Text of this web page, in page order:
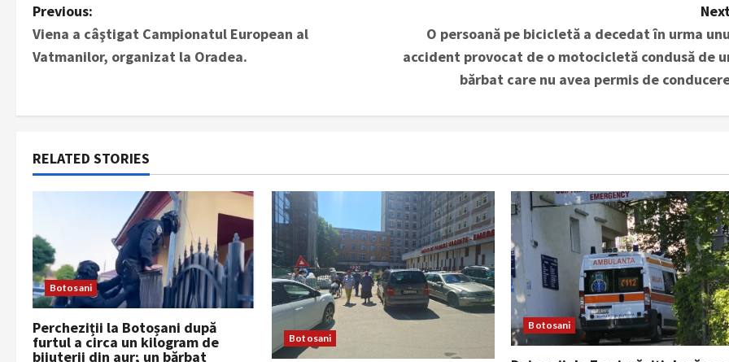
P
o
t
n
a
i
g
a
Previous:
Viena a câştigat Campionatul European al
Vatmanilor, organizat la Oradea.
O persoană pe bicicletă a decedat în urma
accident provocat de o motocicletă condusă de
bărbat care nu avea permis de
RELATED STORIES
Botosani
Percheziții la Botoșani după
furtul a circa un kilogram de
bijuterii din aur; un bărbat
Botosani
Botosani